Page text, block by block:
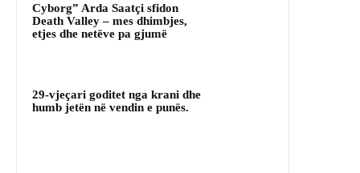
Cyborg” Arda Saatçi sfidon
Death Valley – mes dhimbjes,
etjes dhe netëve pa gjumë
29-vjeçari goditet nga krani dhe
humb jetën në vendin e punës.